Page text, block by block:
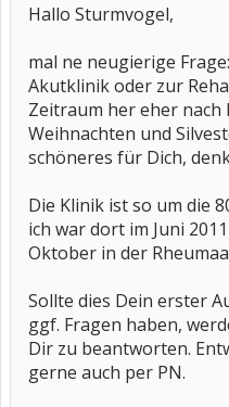
Hallo Sturmvogel,
mal ne neugierige
Akutklinik oder zur
Zeitraum her eher nach
Weihnachten und
schöneres für Dich,
Die Klinik ist so um die
ich war dort im Juni
Oktober in der
Sollte dies Dein erster
ggf. Fragen haben,
Dir zu beantworten.
gerne auch per PN.